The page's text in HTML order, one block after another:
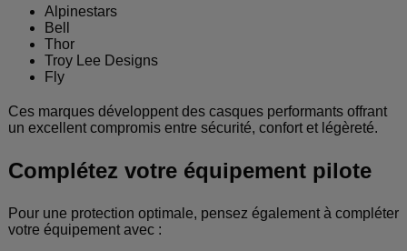
Alpinestars
Bell
Thor
Troy Lee Designs
Fly
Ces marques développent des casques performants offrant
un excellent compromis entre sécurité, confort et légèreté.
Complétez votre équipement pilote
Pour une protection optimale, pensez également à compléter
votre équipement avec :